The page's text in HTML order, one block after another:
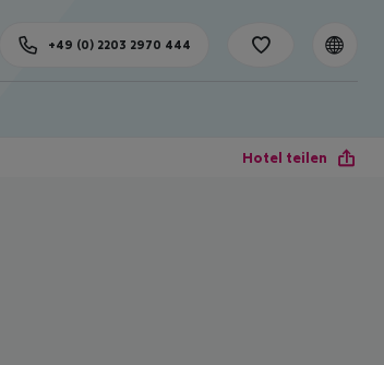
+49 (0) 2203 2970 444
Hotel teilen